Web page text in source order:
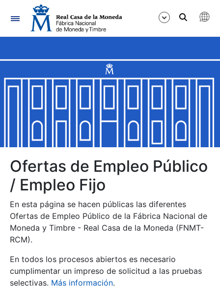
Navegación
Mostrar/Ocultar
Mostrar/Ocultar
Mostrar/Ocultar
Mostrar/Ocultar
Mostrar/Ocultar
Ofertas de Empleo Público
/ Empleo Fijo
En esta página se hacen públicas las diferentes
Ofertas de Empleo Público de la Fábrica Nacional de
Moneda y Timbre - Real Casa de la Moneda (FNMT-
RCM).
En todos los procesos abiertos es necesario
cumplimentar un impreso de solicitud a las pruebas
selectivas. Más información.